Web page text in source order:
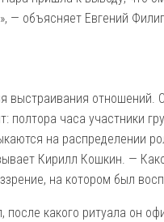
— объясняет Евгений
выстраивания отношений.
полтора часа участники
на распределении
Кирилл Кошкин. —
на котором был
какого ритуала он